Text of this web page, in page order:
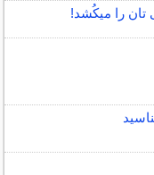
را میکُشد!